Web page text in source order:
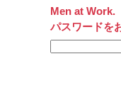
Men at Work.
パスワードを